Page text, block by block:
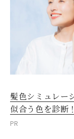
髪色シミュレー
似合う色を診断！
PR